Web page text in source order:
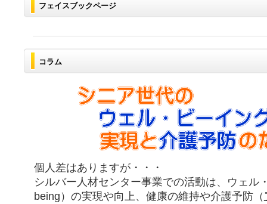
フェイスブックページ
コラム
個人差はありますが・・・
シルバー人材センター事業での活動は、ウェル
being）の実現や向上、健康の維持や介護予防（